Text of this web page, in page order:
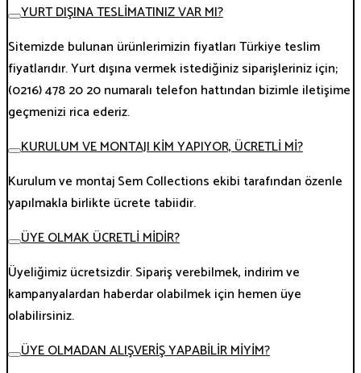
YURT DIŞINA TESLİMATINIZ VAR MI?
Sitemizde bulunan ürünlerimizin fiyatları Türkiye teslim
fiyatlarıdır. Yurt dışına vermek istediğiniz siparişleriniz için;
(0216) 478 20 20 numaralı telefon hattından bizimle iletişime
geçmenizi rica ederiz.
KURULUM VE MONTAJI KİM YAPIYOR, ÜCRETLİ Mİ?
Kurulum ve montaj Sem Collections ekibi tarafından özenle
yapılmakla birlikte ücrete tabiidir.
ÜYE OLMAK ÜCRETLİ MİDİR?
Üyeliğimiz ücretsizdir. Sipariş verebilmek, indirim ve
kampanyalardan haberdar olabilmek için hemen üye
olabilirsiniz.
ÜYE OLMADAN ALIŞVERİŞ YAPABİLİR MİYİM?